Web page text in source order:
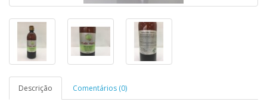
Descrição Comentários (0)